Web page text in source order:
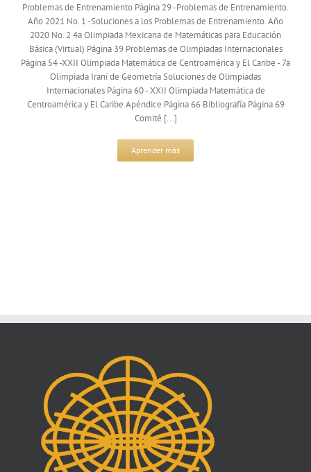
Problemas de Entrenamiento Página 29 -Problemas de Entrenamiento.
Año 2021 No. 1 -Soluciones a los Problemas de Entrenamiento. Año
2020 No. 2 4a Olimpiada Mexicana de Matemáticas para Educación
Básica (Virtual) Página 39 Problemas de Olimpiadas Internacionales
Página 54 -XXII Olimpiada Matemática de Centroamérica y El Caribe - 7a
Olimpiada Iraní de Geometría Soluciones de Olimpiadas
Internacionales Página 60 - XXII Olimpiada Matemática de
Centroamérica y El Caribe Apéndice Página 66 Bibliografía Página 69
Comité [...]
Aprender más